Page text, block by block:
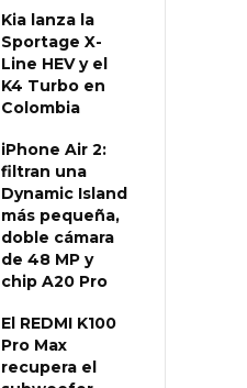
Kia lanza la
Sportage X-
Line HEV y el
K4 Turbo en
Colombia
iPhone Air 2:
filtran una
Dynamic Island
más pequeña,
doble cámara
de 48 MP y
chip A20 Pro
El REDMI K100
Pro Max
recupera el